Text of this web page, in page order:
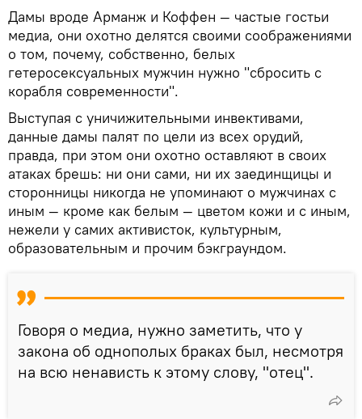
Дамы вроде Арманж и Коффен — частые гостьи
медиа, они охотно делятся своими соображениями
о том, почему, собственно, белых
гетеросексуальных мужчин нужно "сбросить с
корабля современности".
Выступая с уничижительными инвективами,
данные дамы палят по цели из всех орудий,
правда, при этом они охотно оставляют в своих
атаках брешь: ни они сами, ни их заединщицы и
сторонницы никогда не упоминают о мужчинах с
иным — кроме как белым — цветом кожи и с иным,
нежели у самих активисток, культурным,
образовательным и прочим бэкграундом.
Говоря о медиа, нужно заметить, что у
закона об однополых браках был, несмотря
на всю ненависть к этому слову, "отец".